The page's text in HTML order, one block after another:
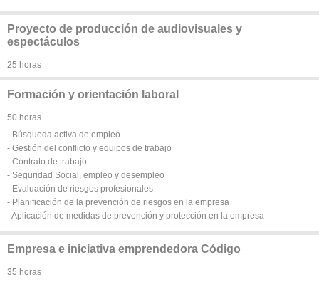
Proyecto de producción de audiovisuales y
espectáculos
25 horas
Formación y orientación laboral
50 horas
- Búsqueda activa de empleo
- Gestión del conflicto y equipos de trabajo
- Contrato de trabajo
- Seguridad Social, empleo y desempleo
- Evaluación de riesgos profesionales
- Planificación de la prevención de riesgos en la empresa
- Aplicación de medidas de prevención y protección en la empresa
Empresa e iniciativa emprendedora Código
35 horas